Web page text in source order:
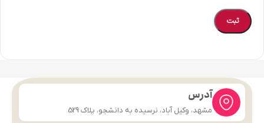
آدرس
مشهد، وکیل آباد، نرسیده به دانشجو، پلاک 529